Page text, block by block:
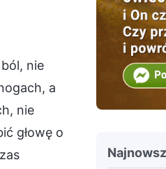
nie
a
nie
głowę o